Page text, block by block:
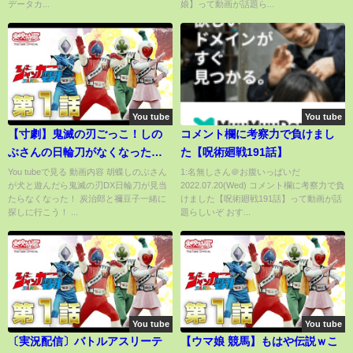
データカ... 娘】って動画が話題ら...
You tube
【寸劇】鬼滅の刃ごっこ！しの
ぶさんの日輪刀がなくなった！ -
はねまりチャンネル
You tubeで見る 動画内容 胡蝶しのぶさん
が犬と遊んだら鬼滅の刃DX日輪刀が見当
たらなくなった！ 炭治郎と禰豆子一緒に
探しに行こう！ ...
You tube
コメント欄に考察力で負けまし
た【呪術廻戦191話】
1:名無しさん＠お腹いっぱいだ
2022.07.20(Wed) コメント欄に考察力で負
けました【呪術廻戦191話】って動画が話
題らしいぞ おす...
You tube
〔実況配信〕バトルアスリーテ
You tube
【ウマ娘 競馬】もはや伝説ｗこ